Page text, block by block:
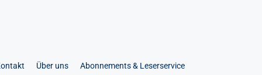
Über uns Abonnements & Leserservice